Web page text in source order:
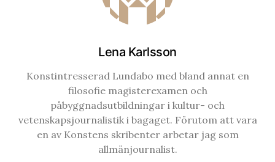
Lena Karlsson
Konstintresserad Lundabo med bland annat en
filosofie magisterexamen och
påbyggnadsutbildningar i kultur- och
vetenskapsjournalistik i bagaget. Förutom att vara
en av Konstens skribenter arbetar jag som
allmänjournalist.